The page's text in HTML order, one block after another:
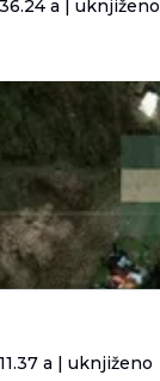
a | uknjiženo
a | uknjiženo